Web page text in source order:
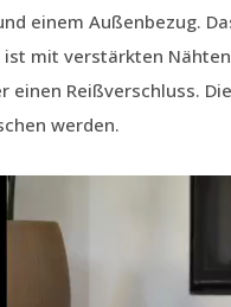
einem Außenbezug.
mit verstärkten
einen Reißverschluss.
werden.